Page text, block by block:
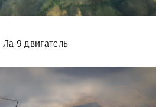
Ла 9 двигатель